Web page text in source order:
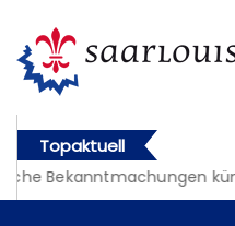
Topaktuell
Bekanntmachungen